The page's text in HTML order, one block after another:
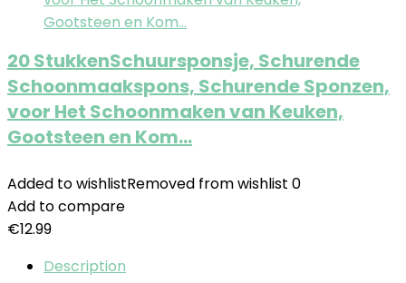
20 StukkenSchuursponsje, Schurende
Schoonmaakspons, Schurende Sponzen,
voor Het Schoonmaken van Keuken,
Gootsteen en Kom…
Added to wishlistRemoved from wishlist 0
Add to compare
€12.99
Description